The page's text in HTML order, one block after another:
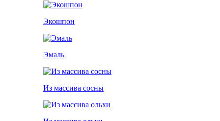
Экошпон
Эмаль
Из массива сосны